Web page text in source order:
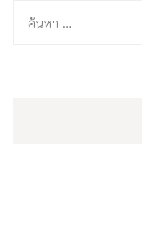
ค้นหา